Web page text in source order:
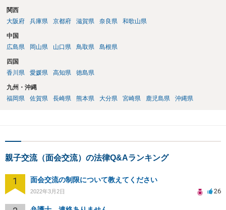
関西
大阪府
兵庫県 京都府 滋賀県 奈良県 和歌山県
中国
広島県
岡山県 山口県 鳥取県 島根県
四国
香川県
愛媛県 高知県 徳島県
九州・沖縄
福岡県
佐賀県 長崎県 熊本県 大分県 宮崎県 鹿児島県 沖縄県
親子交流（面会交流）の法律Q&Aランキング
1 面会交流の制限について教えてください
2022年3月2日 26